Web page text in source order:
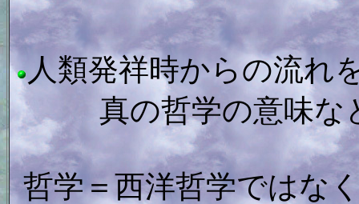
人類発祥時からの流れ
真の哲学の意味な
哲学＝西洋哲学ではな